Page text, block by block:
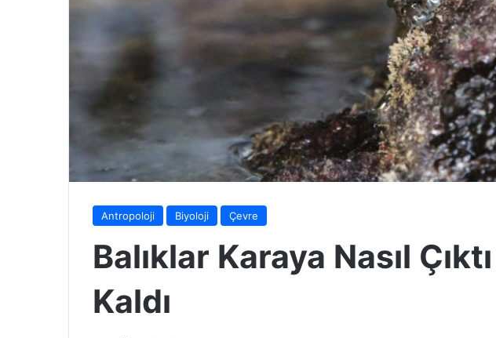
Antropoloji Biyoloji Çevre
Balıklar Karaya Nasıl
Kaldı